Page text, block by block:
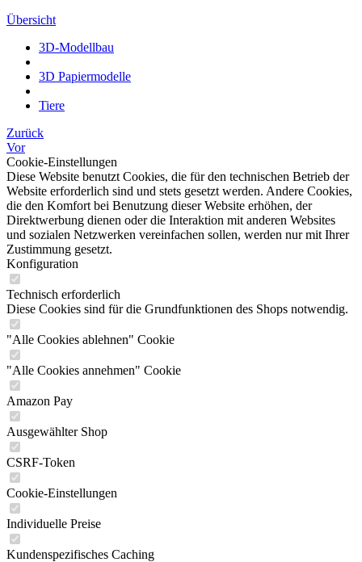
Übersicht
3D-Modellbau
3D Papiermodelle
Tiere
Zurück
Vor
Cookie-Einstellungen
Diese Website benutzt Cookies, die für den technischen Betrieb der
Website erforderlich sind und stets gesetzt werden. Andere Cookies,
die den Komfort bei Benutzung dieser Website erhöhen, der
Direktwerbung dienen oder die Interaktion mit anderen Websites
und sozialen Netzwerken vereinfachen sollen, werden nur mit Ihrer
Zustimmung gesetzt.
Konfiguration
Technisch erforderlich
Diese Cookies sind für die Grundfunktionen des Shops notwendig.
"Alle Cookies ablehnen" Cookie
"Alle Cookies annehmen" Cookie
Amazon Pay
Ausgewählter Shop
CSRF-Token
Cookie-Einstellungen
Individuelle Preise
Kundenspezifisches Caching